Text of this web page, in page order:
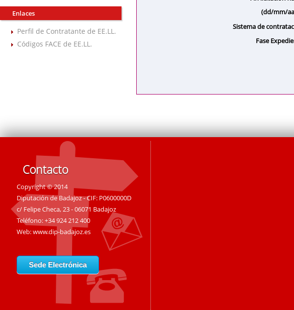
Enlaces
Perfil de Contratante de EE.LL.
Códigos FACE de EE.LL.
(dd/mm/
Sistema de
Fase
Contacto
Copyright © 2014
Diputación de Badajoz - CIF: P0600000D
c/ Felipe Checa, 23 - 06071 Badajoz
Teléfono: +34 924 212 400
Web:www.dip-badajoz.es
Sede Electrónica